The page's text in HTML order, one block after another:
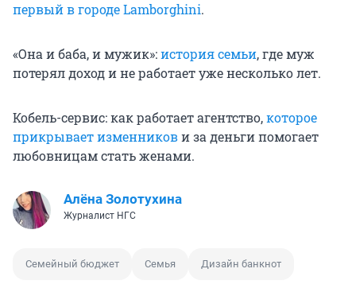
первый в городе Lamborghini.
«Она и баба, и мужик»:история семьи, где муж
потерял доход и не работает уже несколько лет.
Кобель-сервис: как работает агентство,которое
прикрывает изменникови за деньги помогает
любовницам стать женами.
Алёна Золотухина
Журналист НГС
Семейный бюджет Семья Дизайн банкнот